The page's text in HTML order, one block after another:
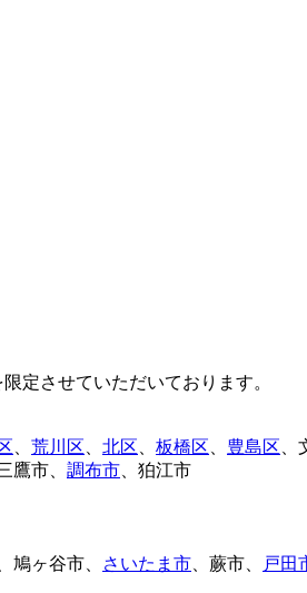
定させていただいております。
荒川区 北区 板橋区 豊島区
鷹市 調布市
狛江市
鳩ヶ谷市 さいたま市 蕨市 戸田